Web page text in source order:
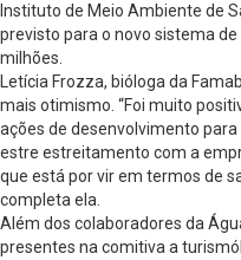
Instituto de Meio Ambiente de
previsto para o novo sistema
milhões.
Letícia Frozza, bióloga da
mais otimismo. “Foi muito
ações de desenvolvimento
estre estreitamento com a
que está por vir em termos de
completa ela.
Além dos colaboradores da
presentes na comitiva a